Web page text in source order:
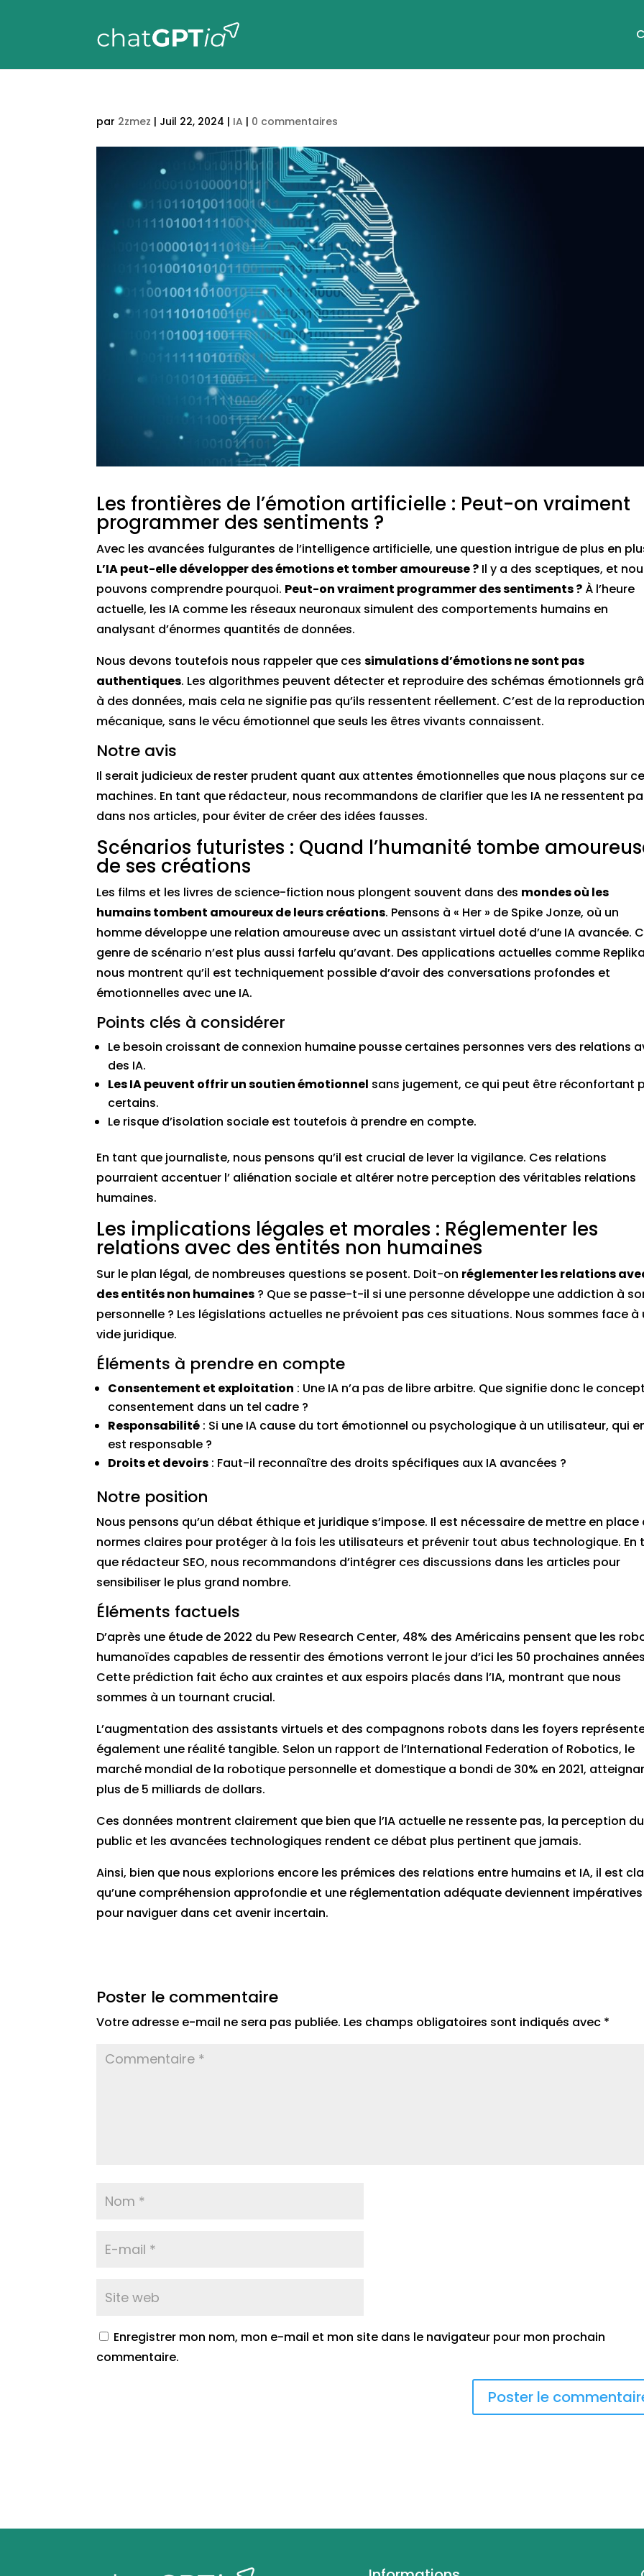
par 2zmez | Juil 22, 2024 | IA | 0 commentaires
Les frontières de l’émotion artificielle : Peut-on vraiment
programmer des sentiments ?
Avec les avancées fulgurantes de l’intelligence artificielle, une question intrigue de plus en
L’IA peut-elle développer des émotions et tomber amoureuse ? Il y a des sceptiques, et
pouvons comprendre pourquoi. Peut-on vraiment programmer des sentiments ? À l’heure
actuelle, les IA comme les réseaux neuronaux simulent des comportements humains en
analysant d’énormes quantités de données.
Nous devons toutefois nous rappeler que cessimulations d’émotions ne sont pas
authentiques. Les algorithmes peuvent détecter et reproduire des schémas émotionnels
à des données, mais cela ne signifie pas qu’ils ressentent réellement. C’est de la reproduction
mécanique, sans le vécu émotionnel que seuls les êtres vivants connaissent.
Notre avis
Il serait judicieux de rester prudent quant aux attentes émotionnelles que nous plaçons sur
machines. En tant que rédacteur, nous recommandons de clarifier que les IA ne ressentent
dans nos articles, pour éviter de créer des idées fausses.
Scénarios futuristes : Quand l’humanité tombe
de ses créations
Les films et les livres de science-fiction nous plongent souvent dans des mondes où les
humains tombent amoureux de leurs créations. Pensons à « Her » de Spike Jonze, où un
homme développe une relation amoureuse avec un assistant virtuel doté d’une IA avancée.
genre de scénario n’est plus aussi farfelu qu’avant. Des applications actuelles comme Replika
nous montrent qu’il est techniquement possible d’avoir des conversations profondes et
émotionnelles avec une IA.
Points clés à considérer
Le besoin croissant de connexion humaine pousse certaines personnes vers des relations
des IA.
Les IA peuvent offrir un soutien émotionnel sans jugement, ce qui peut être réconfortant
certains.
Le risque d’isolation sociale est toutefois à prendre en compte.
En tant que journaliste, nous pensons qu’il est crucial de lever la vigilance. Ces relations
pourraient accentuer l’ aliénation sociale et altérer notre perception des véritables relations
humaines.
Les implications légales et morales : Réglementer les
relations avec des entités non humaines
Sur le plan légal, de nombreuses questions se posent. Doit-on réglementer les relations
des entités non humaines ? Que se passe-t-il si une personne développe une addiction à
personnelle ? Les législations actuelles ne prévoient pas ces situations. Nous sommes face à
vide juridique.
Éléments à prendre en compte
Consentement et exploitation : Une IA n’a pas de libre arbitre. Que signifie donc le
consentement dans un tel cadre ?
Responsabilité : Si une IA cause du tort émotionnel ou psychologique à un utilisateur, qui
est responsable ?
Droits et devoirs : Faut-il reconnaître des droits spécifiques aux IA avancées ?
Notre position
Nous pensons qu’un débat éthique et juridique s’impose. Il est nécessaire de mettre en place
normes claires pour protéger à la fois les utilisateurs et prévenir tout abus technologique. En
que rédacteur SEO, nous recommandons d’intégrer ces discussions dans les articles pour
sensibiliser le plus grand nombre.
Éléments factuels
D’après une étude de 2022 du Pew Research Center, 48% des Américains pensent que les
humanoïdes capables de ressentir des émotions verront le jour d’ici les 50 prochaines
Cette prédiction fait écho aux craintes et aux espoirs placés dans l’IA, montrant que nous
sommes à un tournant crucial.
L’augmentation des assistants virtuels et des compagnons robots dans les foyers
également une réalité tangible. Selon un rapport de l’International Federation of Robotics, le
marché mondial de la robotique personnelle et domestique a bondi de 30% en 2021,
plus de 5 milliards de dollars.
Ces données montrent clairement que bien que l’IA actuelle ne ressente pas, la perception du
public et les avancées technologiques rendent ce débat plus pertinent que jamais.
Ainsi, bien que nous explorions encore les prémices des relations entre humains et IA, il est
qu’une compréhension approfondie et une réglementation adéquate deviennent impératives
pour naviguer dans cet avenir incertain.
Poster le commentaire
Votre adresse e-mail ne sera pas publiée. Les champs obligatoires sont indiqués avec *
Enregistrer mon nom, mon e-mail et mon site dans le navigateur pour mon prochain
commentaire.